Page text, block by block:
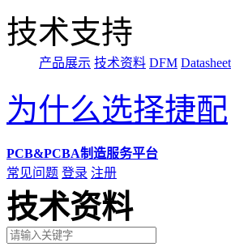
技术支持
产品展示 技术资料 DFM Datasheet
为什么选择捷配
PCB&PCBA制造服务平台
常见问题 登录 注册
技术资料